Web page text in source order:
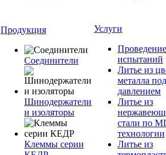
Продукция
Соединители
Шинодержатели
и изоляторы
Клеммы серии
Услуги
Проведение
испытаний
Литье из
металла под
давлением
Литье из
стали по
технологии
Литье из